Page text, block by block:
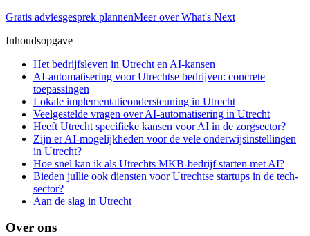
Gratis adviesgesprek plannenMeer over What's Next
Inhoudsopgave
Het bedrijfsleven in Utrecht en AI-kansen
AI-automatisering voor Utrechtse bedrijven: concrete
toepassingen
Lokale implementatieondersteuning in Utrecht
Veelgestelde vragen over AI-automatisering in Utrecht
Heeft Utrecht specifieke kansen voor AI in de zorgsector?
Zijn er AI-mogelijkheden voor de vele onderwijsinstellingen
in Utrecht?
Hoe snel kan ik als Utrechts MKB-bedrijf starten met AI?
Bieden jullie ook diensten voor Utrechtse startups in de tech-
sector?
Aan de slag in Utrecht
Over ons